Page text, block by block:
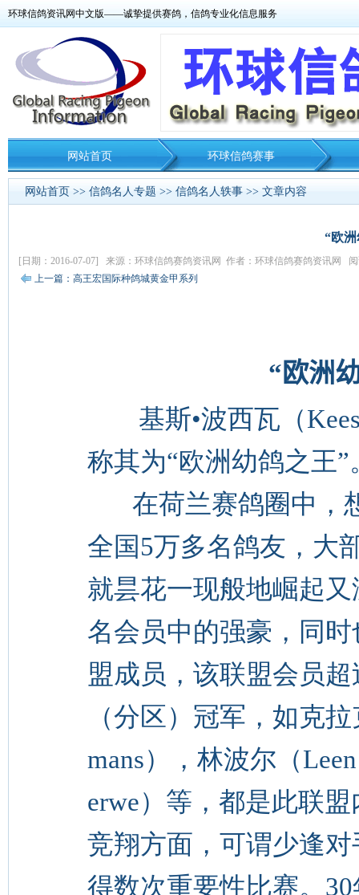
环球信鸽资讯网中文版——诚挚提供赛鸽，信鸽专业化信息服务
网站首页 环球信鸽赛事
网站首页 >> 信鸽名人专题 >> 信鸽名人轶事 >> 文章内容
“欧
[日期：2016-07-07] 来源：环球信鸽赛鸽资讯网 作者：环球信鸽赛鸽资讯网 阅
上一篇：高王宏国际种鸽城黄金甲系列
“欧洲
基斯•波西瓦（Kees
称其为“欧洲幼鸽之王”
在荷兰赛鸽圈中，
全国5万多名鸽友，大
就昙花一现般地崛起
名会员中的强豪，同
盟成员，该联盟会员
（分区）冠军，如克
mans），林波尔（
erwe）等，都是此联
竞翔方面，可谓少逢
得数次重要性比赛。